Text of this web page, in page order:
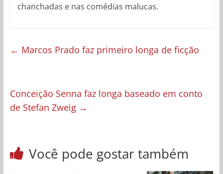
chanchadas e nas comédias malucas.
← Marcos Prado faz primeiro longa de ficção
Conceição Senna faz longa baseado em conto
de Stefan Zweig →
Você pode gostar também